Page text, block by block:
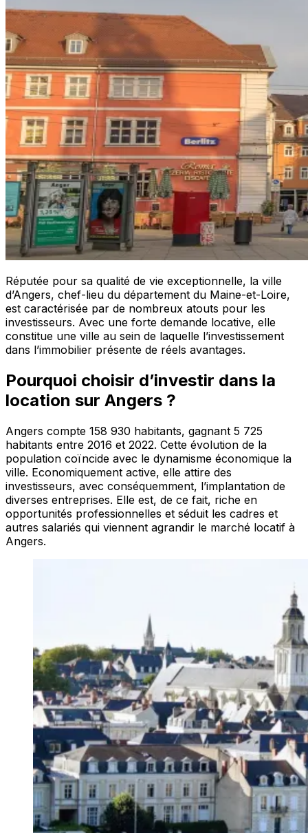
​Rép​​utée pour sa qualité de vie exceptionnelle, la ville
d’Angers, chef-lieu du département du Maine-et-Loire,
est caractérisée par de nombreux atouts pour les
investisseurs. Avec une forte demande locative, elle
constitue une ville au sein de laquelle l’investissement
dans l’immobilier présente de réels avantages.
Pourquoi choisir d’investir dans la
location sur Angers ?
Angers compte 158 930 habitants, gagnant 5 725
habitants entre 2016 et 2022. Cette évolution de la
population coïncide avec le dynamisme économique la
ville. Economiquement active, elle attire des
investisseurs, avec conséquemment, l’implantation de
diverses entreprises. Elle est, de ce fait, riche en
opportunités professionnelles et séduit les cadres et
autres salariés qui viennent agrandir le marché locatif à
Angers.